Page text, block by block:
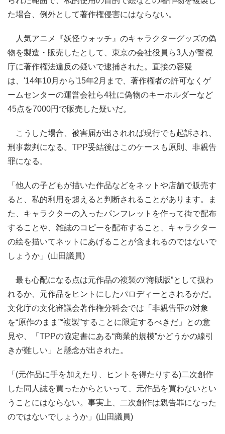
た場合、例外として著作権侵害にはならない。
人気アニメ『妖怪ウォッチ』のキャラクターグッズの偽
物を製造・販売したとして、東京の会社役員ら3人が警視
庁に著作権法違反の疑いで逮捕された。直接の容疑
は、'14年10月から'15年2月まで、著作権者の許可なくゲ
ームセンターの運営会社ら4社に偽物のキーホルダーなど
45点を7000円で販売した疑いだ。
こうした場合、被害届が出されれば現行でも起訴され、
刑事裁判になる。TPP妥結後はこのケースも原則、非親告
罪になる。
「他人の子どもが描いた作品などをネットや店舗で販売す
ると、私的利用を超えると判断されることがあります。ま
た、キャラクターの入ったパンフレットを作って街で配布
することや、雑誌のコピーを配布すること、キャラクター
の絵を描いてネットにあげることが含まれるのではないで
しょうか」(山田議員)
最も心配になる点は元作品の複製の“海賊版”として扱わ
れるか、元作品をヒントにしたパロディーとされるかだ。
文化庁の文化審議会著作権分科会では「非親告罪の対象
を“原作のまま”“複製”することに限定するべきだ」との意
見や、「TPPの協定書にある“商業的規模”かどうかの線引
きが難しい」と懸念が出された。
「(元作品に手を加えたり、ヒントを得たりする)二次創作
した同人誌を買ったからといって、元作品を買わないとい
うことにはならない。事実上、二次創作は親告罪になった
のではないでしょうか」(山田議員)